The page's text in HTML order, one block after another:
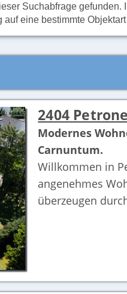
Suchabfrage gefunden.
auf eine bestimmte
2404
Modernes
Carnuntum.
Willkommen in
angenehmes
überzeugen